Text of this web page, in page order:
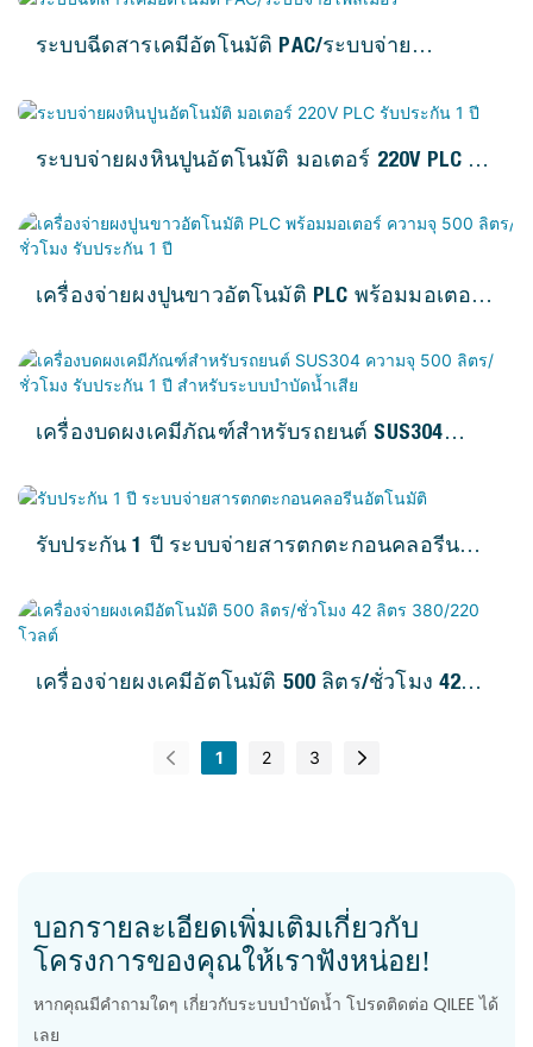
ระบบฉีดสารเคมีอัตโนมัติ PAC/ระบบจ่าย
ระบบจ่ายผงหินปูนอัตโนมัติ มอเตอร์ 220V PLC รับ
เครื่องจ่ายผงปูนขาวอัตโนมัติ PLC พร้อมมอเตอร์
เครื่องบดผงเคมีภัณฑ์สำหรับรถยนต์ SUS304
ระบบบำบัดน้ำเสีย
รับประกัน 1 ปี ระบบจ่ายสารตกตะกอนคลอรีน
เครื่องจ่ายผงเคมีอัตโนมัติ 500 ลิตร/ชั่วโมง 42
1 2 3
บอกรายละเอียดเพิ่มเติมเกี่ยวกับ
โครงการของคุณให้เราฟังหน่อย!
หากคุณมีคำถามใดๆ เกี่ยวกับระบบบำบัดน้ำ โปรดติดต่อ QILEE ได้
เลย